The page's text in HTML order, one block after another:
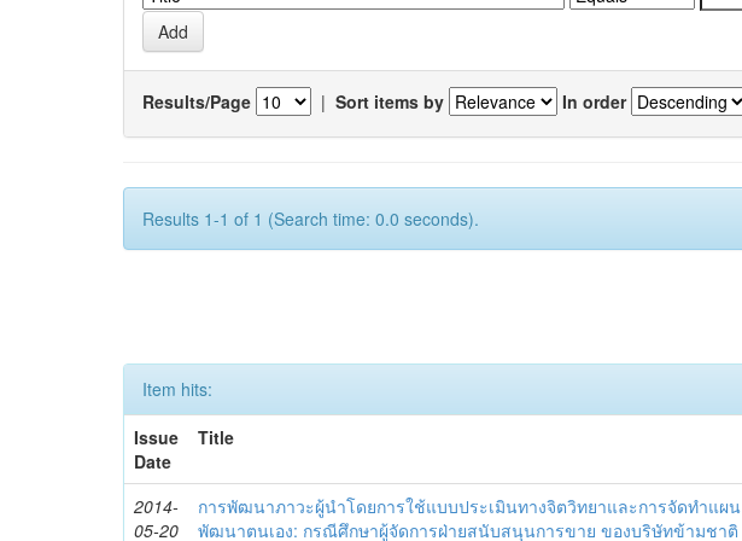
Results/Page | Sort items by In order
Results 1-1 of 1 (Search time: 0.0 seconds).
Item hits:
Issue
Date
Title
2014-
05-20
การพัฒนาภาวะผู้นำโดยการใช้แบบประเมินทางจิตวิทยาและการจัดทำแผน
พัฒนาตนเอง: กรณีศึกษาผู้จัดการฝ่ายสนับสนุนการขาย ของบริษัทข้ามชาติ